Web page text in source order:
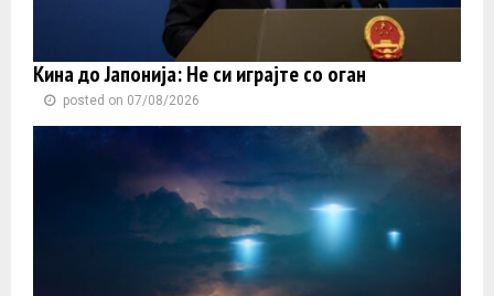
Кина до Јапонија: Не си играјте со оган
posted on 07/08/2026